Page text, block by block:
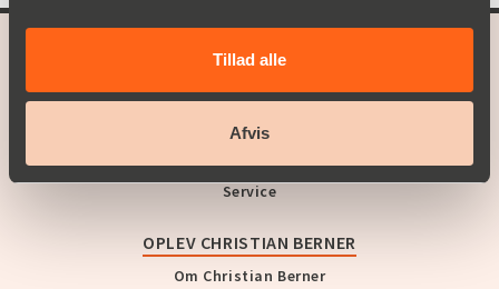
Tillad alle
Afvis
A part ofChristian Berner
VORE PRODUKTER
Produktområde
Service
OPLEV CHRISTIAN BERNER
Om Christian Berner